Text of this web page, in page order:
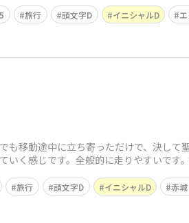
旅行 頭文字D イニシャルD
も移動途中に立ち寄っただけで、決
いく感じです。全般的に走りやすいです
旅行 頭文字D イニシャルD 赤